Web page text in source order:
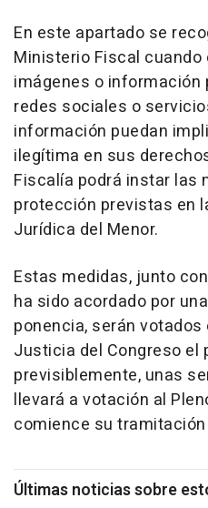
En este apartado se
Ministerio Fiscal
imágenes o información
redes sociales o
información puedan
ilegítima en sus
Fiscalía podrá instar las
protección previstas en
Jurídica del Menor.
Estas medidas, junto
ha sido acordado por
ponencia, serán votados
Justicia del Congreso el
previsiblemente, unas
llevará a votación al
comience su tramitación
Últimas noticias sobre